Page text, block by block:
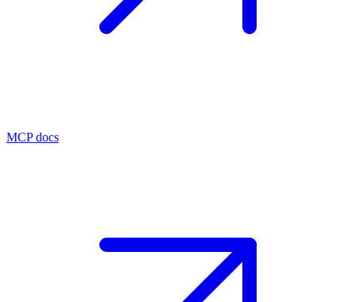
MCP docs